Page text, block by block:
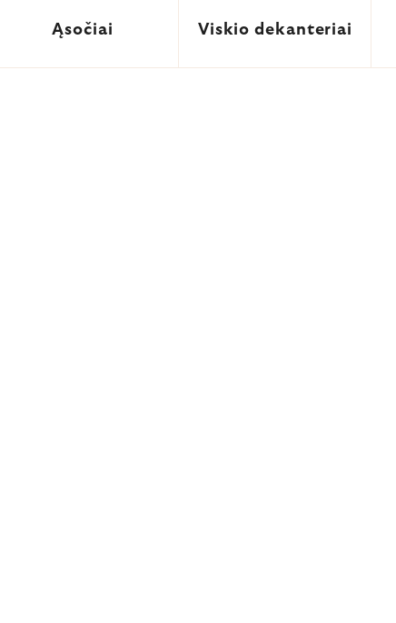
Ąsočiai Viskio dekanteriai